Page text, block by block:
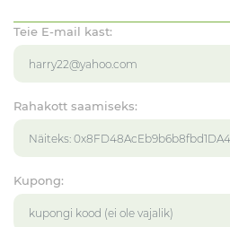
Teie E-mail kast:
Rahakott saamiseks:
Kupong: